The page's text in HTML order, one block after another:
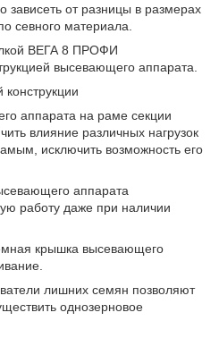
зависеть от разницы в размерах
севного материала.
ВЕГА 8 ПРОФИ
высевающего аппарата.
аппарата на раме секции
влияние различных нагрузок
исключить возможность его
аппарата
работу даже при наличии
крышка высевающего
лишних семян позволяют
однозерновое